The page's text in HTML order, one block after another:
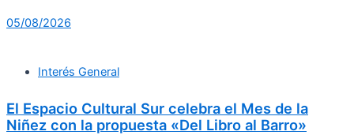
05/08/2026
Interés General
El Espacio Cultural Sur celebra el Mes de la
Niñez con la propuesta «Del Libro al Barro»